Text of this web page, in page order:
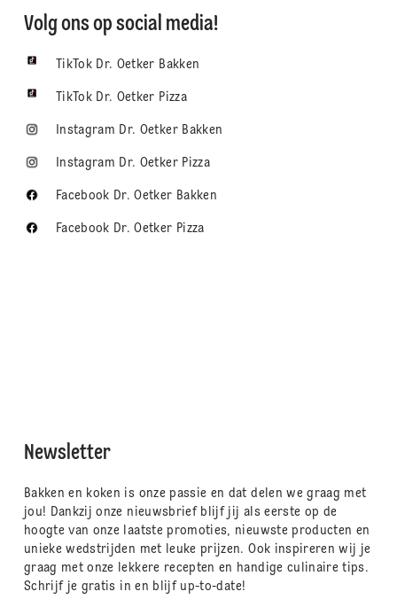
Volg ons op social media!
TikTok Dr. Oetker Bakken
TikTok Dr. Oetker Pizza
Instagram Dr. Oetker Bakken
Instagram Dr. Oetker Pizza
Facebook Dr. Oetker Bakken
Facebook Dr. Oetker Pizza
Newsletter
Bakken en koken is onze passie en dat delen we graag met
jou! Dankzij onze nieuwsbrief blijf jij als eerste op de
hoogte van onze laatste promoties, nieuwste producten en
unieke wedstrijden met leuke prijzen. Ook inspireren wij je
graag met onze lekkere recepten en handige culinaire tips.
Schrijf je gratis in en blijf up-to-date!